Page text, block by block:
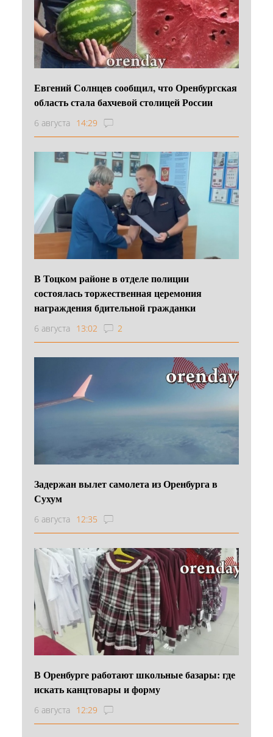
Евгений Солнцев сообщил, что Оренбургская
область стала бахчевой столицей России
6 августа 14:29
В Тоцком районе в отделе полиции
состоялась торжественная церемония
награждения бдительной гражданки
6 августа 13:02 2
Задержан вылет самолета из Оренбурга в
Сухум
6 августа 12:35
В Оренбурге работают школьные базары: где
искать канцтовары и форму
6 августа 12:29